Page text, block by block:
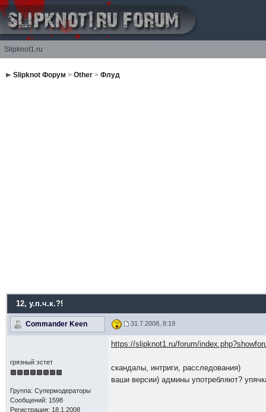
Slipknot1.ru
Slipknot Форум > Other> Флуд
12, у.п.ч.к.?!
Commander Keen 31.7.2008, 8:19
грязный эстет
Группа: Супермодераторы
Сообщений: 1598
Регистрация: 18.1.2008
https://slipknot1.ru/forum/
скандалы, интриги, расследования)
ваши версии) админы употребляют?